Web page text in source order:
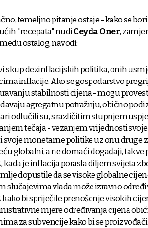
temeljno pitanje ostaje - kako se
"recepata" nudiCeyda Oner,
ostalog, navodi:
skup dezinflacijskih politika, onih
inflacije. Ako se gospodarstvo
stabilnosti cijena - mogu
agregatnu potražnju, obično
odlučili su, s različitim stupnjem
tečaja - vezanjem vrijednosti
svoje monetarne politike uz onu druge
globalni, a ne domaći događaji,
kada je inflacija porasla diljem svijeta
dopustile da se visoke globalne
slučajevima vlada može izravno
kako bi spriječile prenošenje visokih
mjere određivanja cijena
za subvencije kako bi se